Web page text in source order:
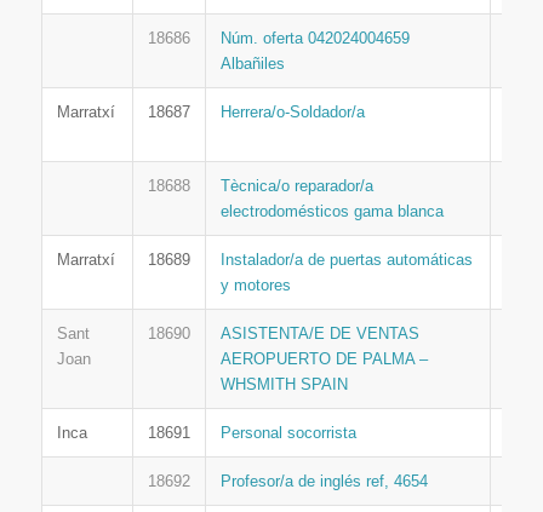
18686
Núm. oferta 042024004659
Albañiles
Marratxí 18687 Herrera/o-Soldador/a
18688
Tècnica/o reparador/a
electrodomésticos gama blanca
Marratxí 18689
Instalador/a de puertas automáticas
y motores
Sant
Joan
18690
ASISTENTA/E DE VENTAS
AEROPUERTO DE PALMA –
WHSMITH SPAIN
Inca 18691 Personal socorrista
18692 Profesor/a de inglés ref, 4654